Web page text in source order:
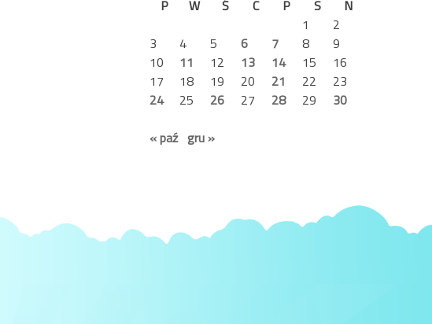
P
W Ś C P S
N
1
2
3
4 5 6 7 8
9
10
11 12 13 14 15
16
17
18 19 20 21 22
23
24
25 26 27 28 29
30
« paź gru »